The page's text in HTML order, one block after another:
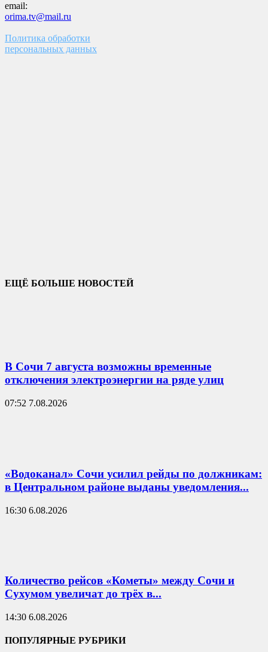
email:
orima.tv@mail.ru
Политика обработки
персональных данных
ЕЩЁ БОЛЬШЕ НОВОСТЕЙ
В Сочи 7 августа возможны временные
отключения электроэнергии на ряде улиц
07:52 7.08.2026
«Водоканал» Сочи усилил рейды по должникам:
в Центральном районе выданы уведомления...
16:30 6.08.2026
Количество рейсов «Кометы» между Сочи и
Сухумом увеличат до трёх в...
14:30 6.08.2026
ПОПУЛЯРНЫЕ РУБРИКИ